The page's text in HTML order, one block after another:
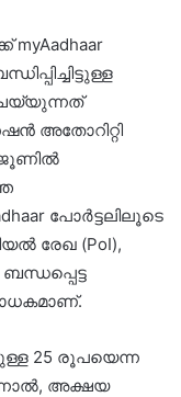
അതോറിറ്റി
ജൂണിൽ
പോർട്ടലിലൂടെ
രേഖ (PoI),
25 രൂപയെന്ന
അക്ഷയ